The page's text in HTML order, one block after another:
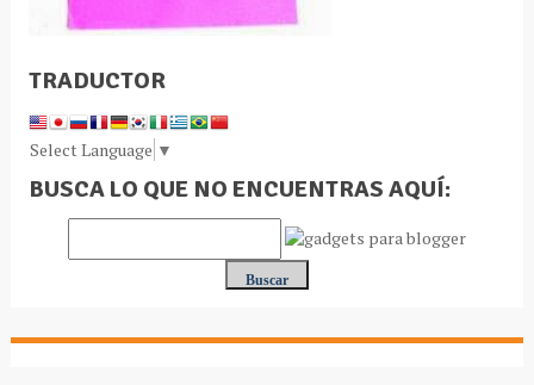
TRADUCTOR
Select Language ▼
BUSCA LO QUE NO ENCUENTRAS AQUÍ: